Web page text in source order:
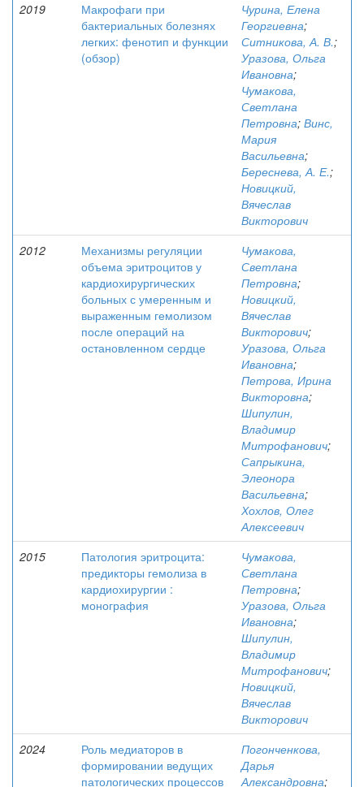
2019
Макрофаги при
бактериальных болезнях
легких: фенотип и функции
(обзор)
Чурина, Елена
Георгиевна;
Ситникова, А. В.;
Уразова, Ольга
Ивановна;
Чумакова,
Светлана
Петровна; Винс,
Мария
Васильевна;
Береснева, А. Е.;
Новицкий,
Вячеслав
Викторович
2012
Механизмы регуляции
объема эритроцитов у
кардиохирургических
больных с умеренным и
выраженным гемолизом
после операций на
остановленном сердце
Чумакова,
Светлана
Петровна;
Новицкий,
Вячеслав
Викторович;
Уразова, Ольга
Ивановна;
Петрова, Ирина
Викторовна;
Шипулин,
Владимир
Митрофанович;
Сапрыкина,
Элеонора
Васильевна;
Хохлов, Олег
Алексеевич
2015
Патология эритроцита:
предикторы гемолиза в
кардиохирургии :
монография
Чумакова,
Светлана
Петровна;
Уразова, Ольга
Ивановна;
Шипулин,
Владимир
Митрофанович;
Новицкий,
Вячеслав
Викторович
2024
Роль медиаторов в
формировании ведущих
патологических процессов
Погонченкова,
Дарья
Александровна;